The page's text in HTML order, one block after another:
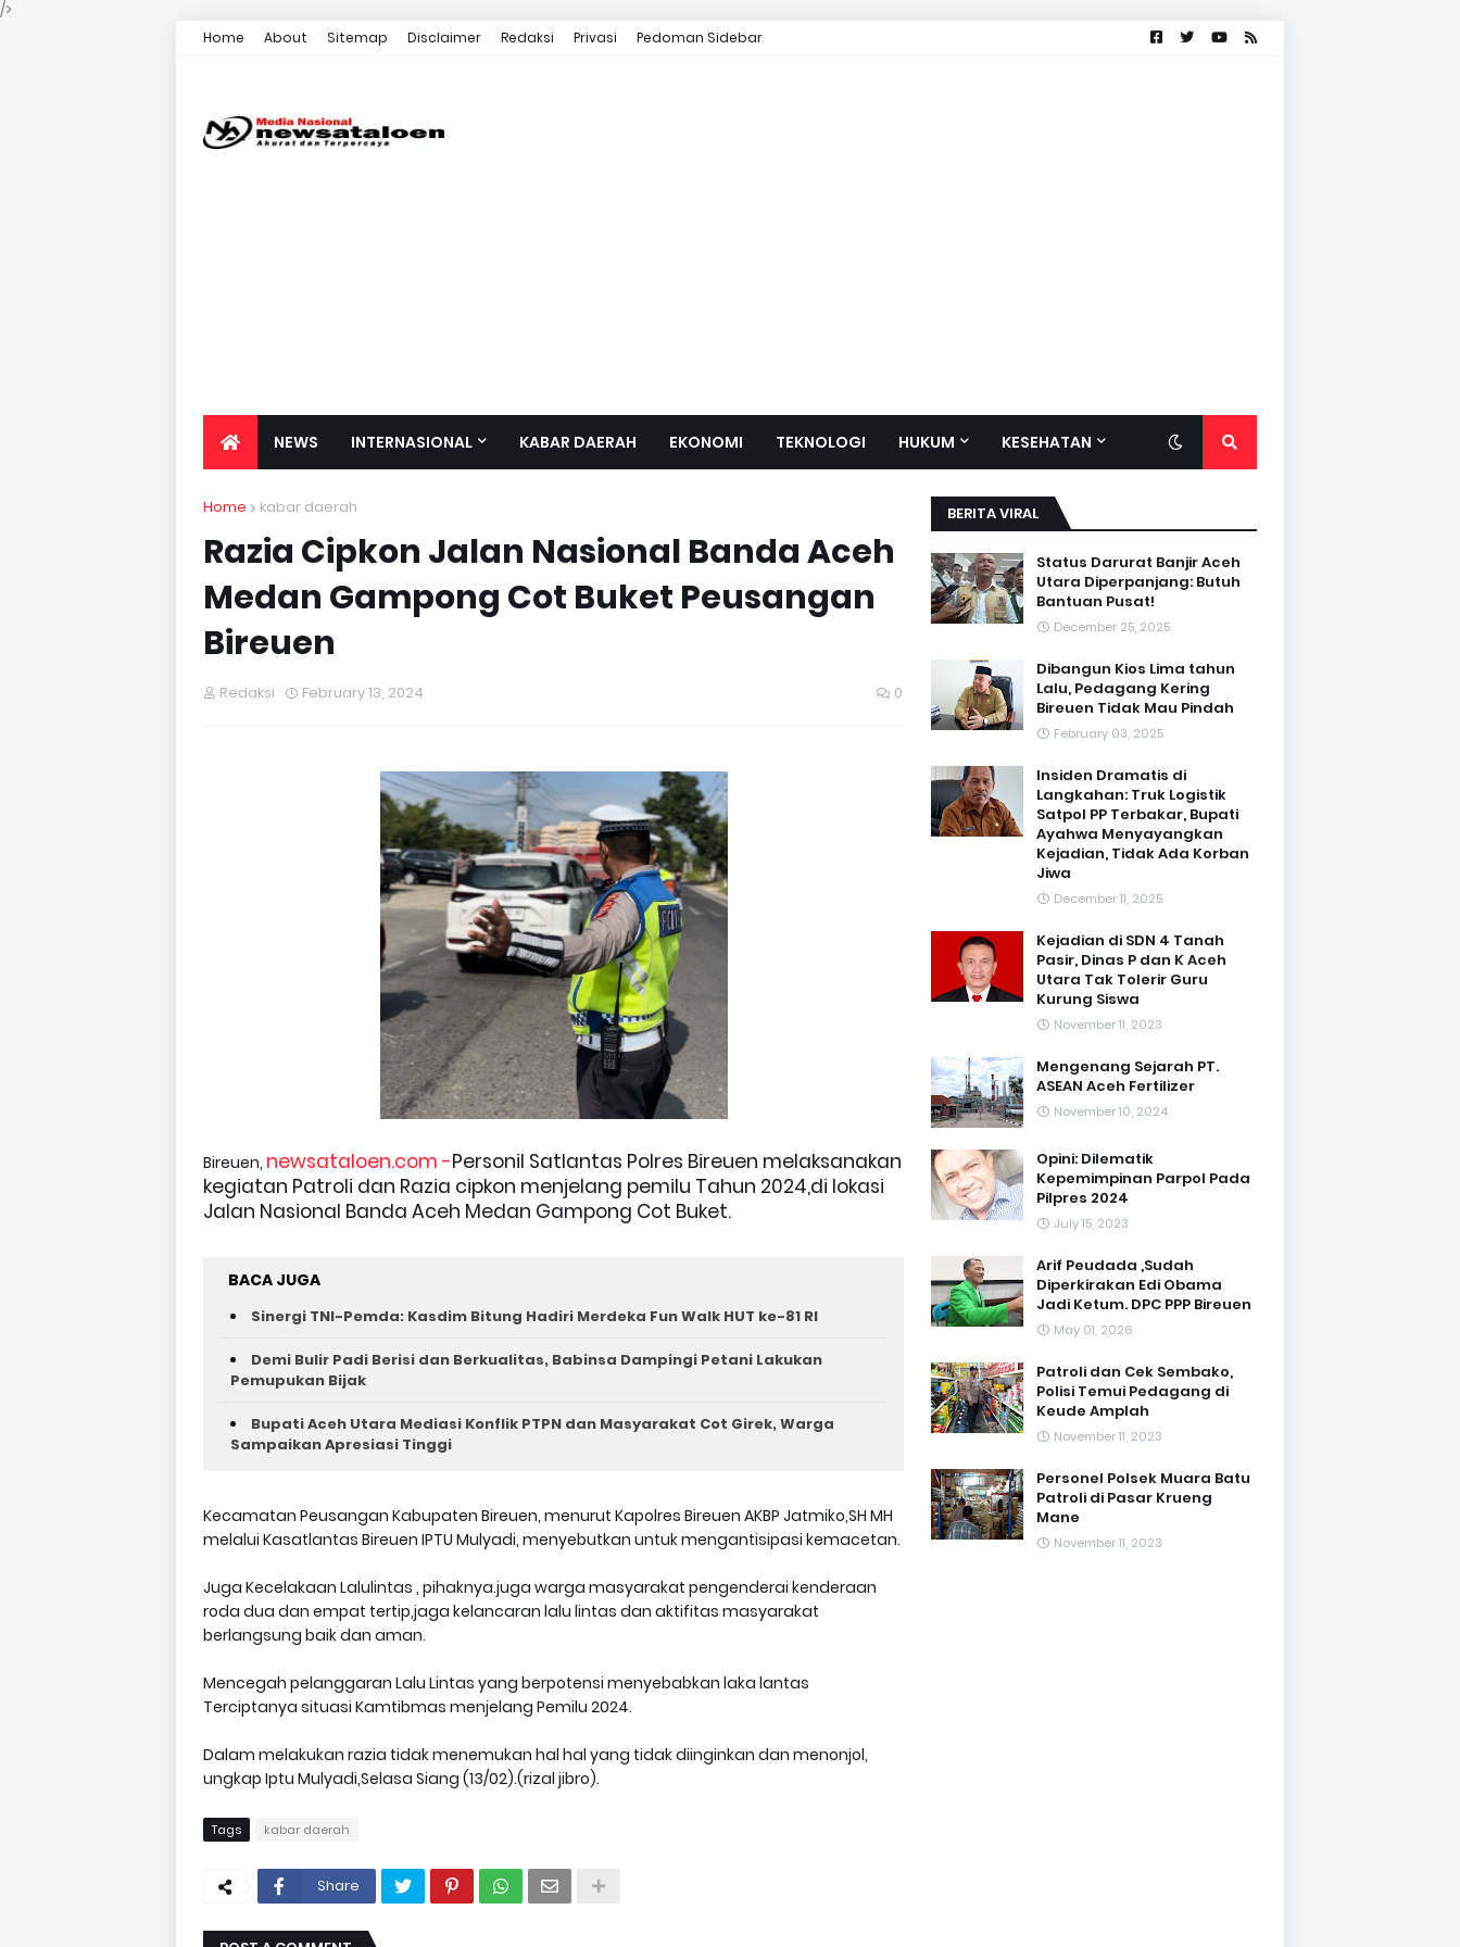
/>
Home About Sitemap Disclaimer Redaksi Privasi Pedoman Sidebar
NEWS INTERNASIONAL KABAR DAERAH EKONOMI TEKNOLOGI HUKUM KESEHATAN
Home kabar daerah
Razia Cipkon Jalan Nasional Banda Aceh
Medan Gampong Cot Buket Peusangan
Bireuen
Redaksi February 13, 2024 0
Bireuen, newsataloen.com -Personil Satlantas Polres Bireuen melaksanakan
kegiatan Patroli dan Razia cipkon menjelang pemilu Tahun 2024,di lokasi
Jalan Nasional Banda Aceh Medan Gampong Cot Buket.
BACA JUGA
Sinergi TNI-Pemda: Kasdim Bitung Hadiri Merdeka Fun Walk HUT ke-81 RI
Demi Bulir Padi Berisi dan Berkualitas, Babinsa Dampingi Petani Lakukan
Pemupukan Bijak
Bupati Aceh Utara Mediasi Konflik PTPN dan Masyarakat Cot Girek, Warga
Sampaikan Apresiasi Tinggi
Kecamatan Peusangan Kabupaten Bireuen, menurut Kapolres Bireuen AKBP Jatmiko,SH MH
melalui Kasatlantas Bireuen IPTU Mulyadi, menyebutkan untuk mengantisipasi kemacetan.
Juga Kecelakaan Lalulintas , pihaknya.juga warga masyarakat pengenderai kenderaan
roda dua dan empat tertip,jaga kelancaran lalu lintas dan aktifitas masyarakat
berlangsung baik dan aman.
Mencegah pelanggaran Lalu Lintas yang berpotensi menyebabkan laka lantas
Terciptanya situasi Kamtibmas menjelang Pemilu 2024.
Dalam melakukan razia tidak menemukan hal hal yang tidak diinginkan dan menonjol,
ungkap Iptu Mulyadi,Selasa Siang (13/02).(rizal jibro).
Tags kabar daerah
Share
BERITA VIRAL
Status Darurat Banjir Aceh
Utara Diperpanjang: Butuh
Bantuan Pusat!
December 25, 2025
Dibangun Kios Lima tahun
Lalu, Pedagang Kering
Bireuen Tidak Mau Pindah
February 03, 2025
Insiden Dramatis di
Langkahan: Truk Logistik
Satpol PP Terbakar, Bupati
Ayahwa Menyayangkan
Kejadian, Tidak Ada Korban
Jiwa
December 11, 2025
Kejadian di SDN 4 Tanah
Pasir, Dinas P dan K Aceh
Utara Tak Tolerir Guru
Kurung Siswa
November 11, 2023
Mengenang Sejarah PT.
ASEAN Aceh Fertilizer
November 10, 2024
Opini: Dilematik
Kepemimpinan Parpol Pada
Pilpres 2024
July 15, 2023
Arif Peudada ,Sudah
Diperkirakan Edi Obama
Jadi Ketum. DPC PPP Bireuen
May 01, 2026
Patroli dan Cek Sembako,
Polisi Temui Pedagang di
Keude Amplah
November 11, 2023
Personel Polsek Muara Batu
Patroli di Pasar Krueng
Mane
November 11, 2023